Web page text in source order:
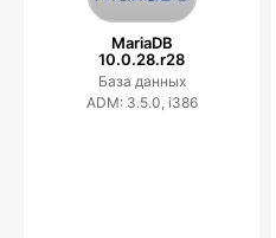
MariaDB
10.0.28.r28
База данных
ADM: 3.5.0, i386